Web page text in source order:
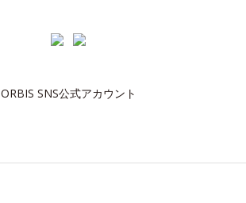
ORBIS SNS公式アカウント